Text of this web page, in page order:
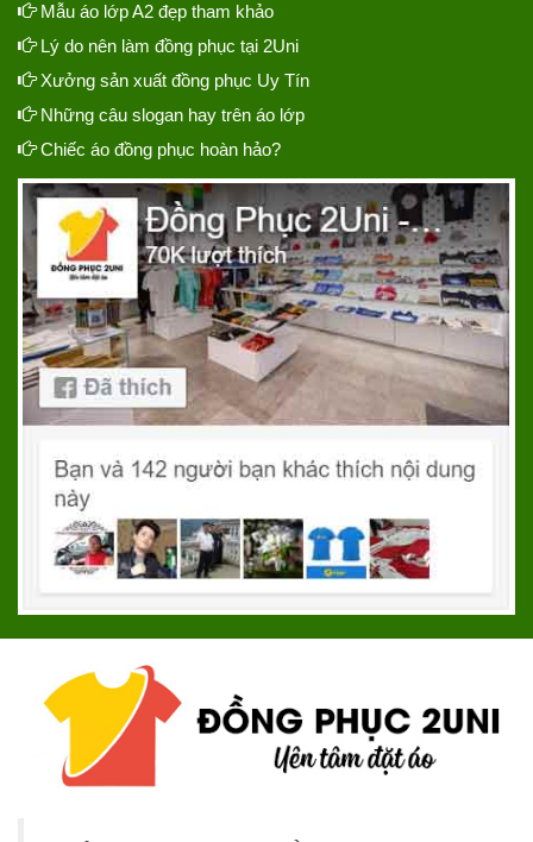
Mẫu áo lớp A2 đẹp tham khảo
Lý do nên làm đồng phục tại 2Uni
Xưởng sản xuất đồng phục Uy Tín
Những câu slogan hay trên áo lớp
Chiếc áo đồng phục hoàn hảo?